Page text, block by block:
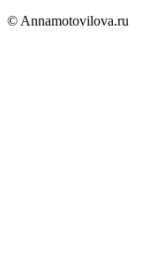
© Annamotovilova.ru